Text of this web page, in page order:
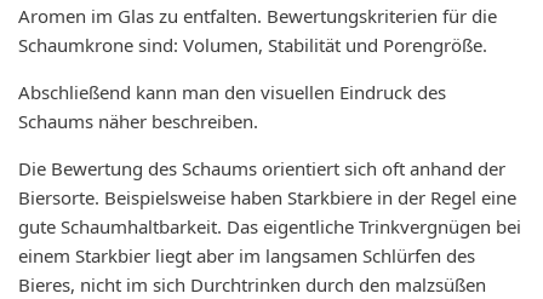
Aromen im Glas zu entfalten. Bewertungskriterien für die
Schaumkrone sind: Volumen, Stabilität und Porengröße.
Abschließend kann man den visuellen Eindruck des
Schaums näher beschreiben.
Die Bewertung des Schaums orientiert sich oft anhand der
Biersorte. Beispielsweise haben Starkbiere in der Regel eine
gute Schaumhaltbarkeit. Das eigentliche Trinkvergnügen bei
einem Starkbier liegt aber im langsamen Schlürfen des
Bieres, nicht im sich Durchtrinken durch den malzsüßen